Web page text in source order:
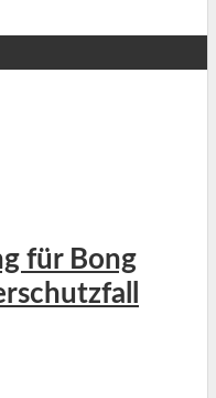
für Bong